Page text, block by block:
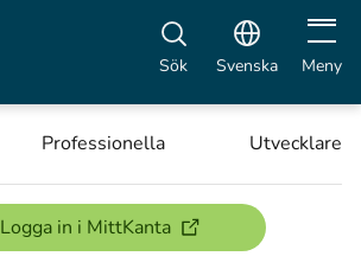
Sök Svenska Öppna
Meny
Professionella Utvecklare
Logga in i MittKanta(öppnas i ett nytt